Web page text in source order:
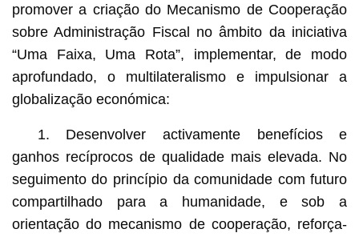
promover a criação do Mecanismo de Cooperação
sobre Administração Fiscal no âmbito da iniciativa
“Uma Faixa, Uma Rota”, implementar, de modo
aprofundado, o multilateralismo e impulsionar a
globalização económica:
1. Desenvolver activamente benefícios e
ganhos recíprocos de qualidade mais elevada. No
seguimento do princípio da comunidade com futuro
compartilhado para a humanidade, e sob a
orientação do mecanismo de cooperação, reforça-